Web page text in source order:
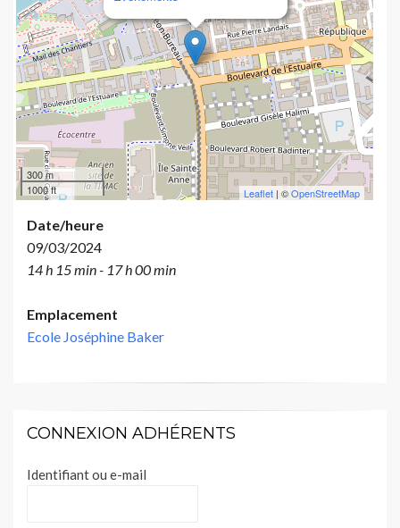
300 m
1000 ft
Leaflet | ©OpenStreetMap
Date/heure
09/03/2024
14 h 15 min - 17 h 00 min
Emplacement
Ecole Joséphine Baker
CONNEXION ADHÉRENTS
Identifiant ou e-mail